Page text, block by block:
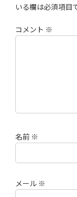
いる欄は必須項目
コメント ※
名前 ※
メール ※